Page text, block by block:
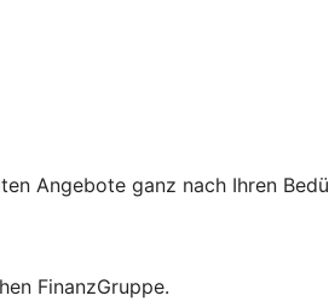
Angebote ganz nach Ihren
FinanzGruppe.